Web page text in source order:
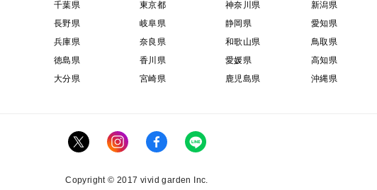
千葉県 東京都 神奈川県 新潟県
長野県 岐阜県 静岡県 愛知県
兵庫県 奈良県 和歌山県 鳥取県
徳島県 香川県 愛媛県 高知県
大分県 宮崎県 鹿児島県 沖縄県
Copyright © 2017 vivid garden Inc.